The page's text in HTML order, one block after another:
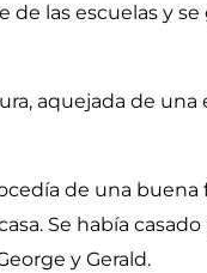
de las escuelas y
aquejada de
de una buena
Se había
y Gerald.